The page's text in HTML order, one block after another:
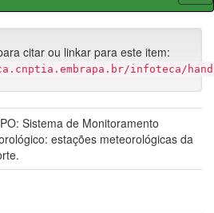
citar ou linkar para este item:
infoteca/
Sistema de Monitoramento
estações meteorológicas da